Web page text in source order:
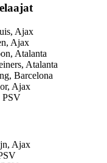
Ajax
Ajax
Atalanta
Atalanta
Barcelona
Ajax
PSV
Ajax